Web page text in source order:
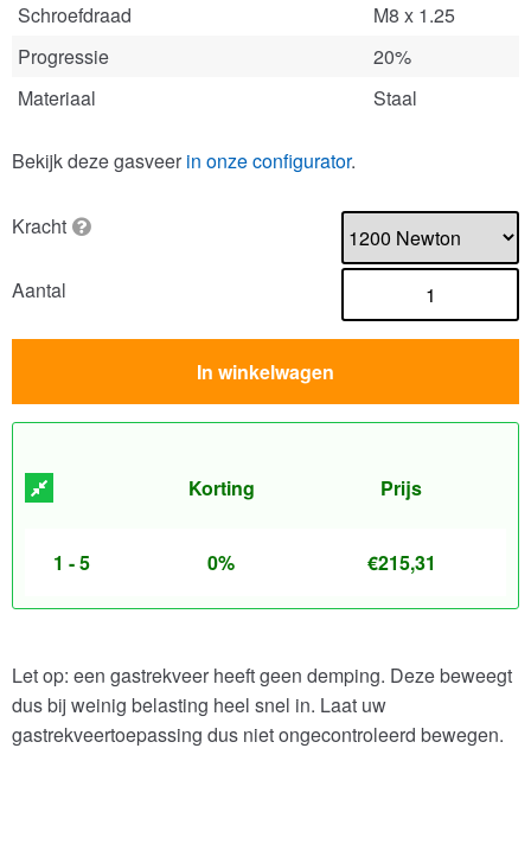
Schroefdraad
M8 x 1.25
Progressie
20%
Materiaal
Staal
Bekijk deze gasveer in onze configurator.
Kracht
Aantal
In winkelwagen
Korting Prijs
1 - 5 0% €215,31
Let op: een gastrekveer heeft geen demping. Deze beweegt
dus bij weinig belasting heel snel in. Laat uw
gastrekveertoepassing dus niet ongecontroleerd bewegen.